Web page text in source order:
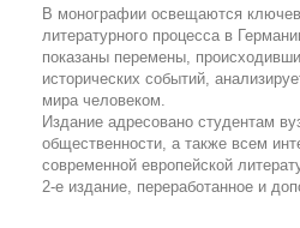
В монографии освещаются
литературного процесса в
показаны перемены,
исторических событий,
мира человеком.
Издание адресовано студентам
общественности, а также всем
современной европейской
2-е издание, переработанное и